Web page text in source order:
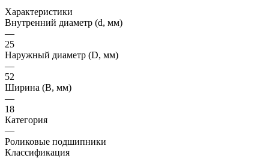
Характеристики
Внутренний диаметр (d, мм)
—
25
Наружный диаметр (D, мм)
—
52
Ширина (B, мм)
—
18
Категория
—
Роликовые подшипники
Классификация